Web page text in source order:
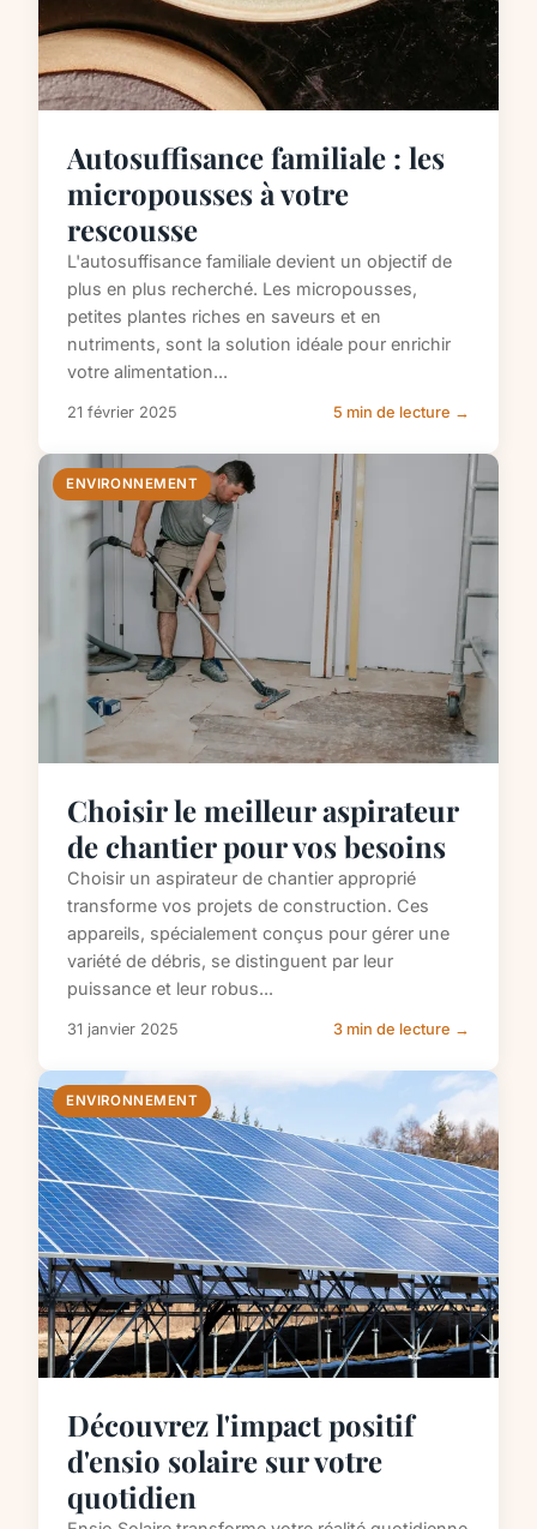
Autosuffisance familiale : les
micropousses à votre
rescousse
L'autosuffisance familiale devient un objectif de
plus en plus recherché. Les micropousses,
petites plantes riches en saveurs et en
nutriments, sont la solution idéale pour enrichir
votre alimentation...
21 février 2025 5 min de lecture →
ENVIRONNEMENT
Choisir le meilleur aspirateur
de chantier pour vos besoins
Choisir un aspirateur de chantier approprié
transforme vos projets de construction. Ces
appareils, spécialement conçus pour gérer une
variété de débris, se distinguent par leur
puissance et leur robus...
31 janvier 2025 3 min de lecture →
ENVIRONNEMENT
Découvrez l'impact positif
d'ensio solaire sur votre
quotidien